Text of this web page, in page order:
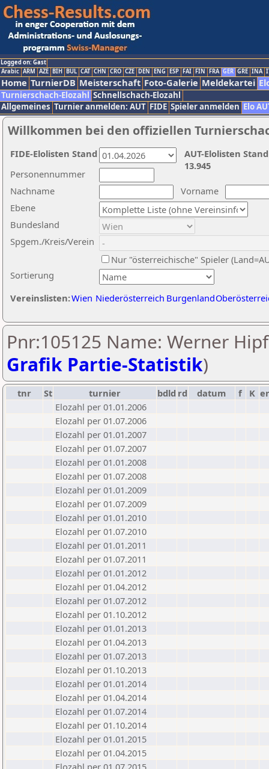
Logged on: Gast
Arabic ARM AZE BIH BUL CAT CHN CRO CZE DEN ENG ESP FAI FIN FRA GER GRE INA
Home TurnierDB Meisterschaft Foto-Galerie Meldekartei
Turnierschach-Elozahl Schnellschach-Elozahl
Allgemeines Turnier anmelden: AUT FIDE Spieler anmelden Elo
Willkommen bei den offiziellen
Nachname
Vorname
Ebene
Sortierung
Personennummer
Bundesland
Spgem./Kreis/Verein
Nur "österreichische" Spieler
Vereinslisten:Wien Niederösterreich Burgenland
AUT-Elolisten
13.945
FIDE-Elolisten Stand
Pnr:105125 Name: Werner
Grafik Partie-Statistik)
tnr St turnier bdld rd datum f K
Elozahl per 01.01.2006
Elozahl per 01.07.2006
Elozahl per 01.01.2007
Elozahl per 01.07.2007
Elozahl per 01.01.2008
Elozahl per 01.07.2008
Elozahl per 01.01.2009
Elozahl per 01.07.2009
Elozahl per 01.01.2010
Elozahl per 01.07.2010
Elozahl per 01.01.2011
Elozahl per 01.07.2011
Elozahl per 01.01.2012
Elozahl per 01.04.2012
Elozahl per 01.07.2012
Elozahl per 01.10.2012
Elozahl per 01.01.2013
Elozahl per 01.04.2013
Elozahl per 01.07.2013
Elozahl per 01.10.2013
Elozahl per 01.01.2014
Elozahl per 01.04.2014
Elozahl per 01.07.2014
Elozahl per 01.10.2014
Elozahl per 01.01.2015
Elozahl per 01.04.2015
Elozahl per 01.07.2015